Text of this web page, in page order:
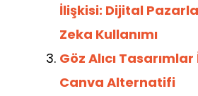
o p
İlişkisi: Dijital
Zeka Kullanımı
Göz Alıcı
Canva Alternatifi